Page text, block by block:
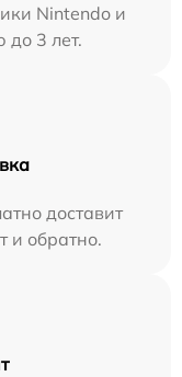
Nintendo и
до 3 лет.
доставит
и обратно.